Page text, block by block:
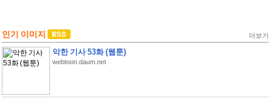
인기 이미지 더보기
악한 기사 53화 (웹툰)
webtoon.daum.net